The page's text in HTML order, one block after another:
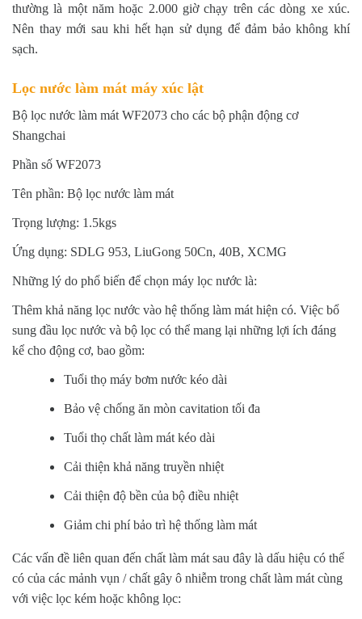
thường là một năm hoặc 2.000 giờ chạy trên các dòng xe xúc.
Nên thay mới sau khi hết hạn sử dụng để đảm bảo không khí
sạch.
Lọc nước làm mát máy xúc lật
Bộ lọc nước làm mát WF2073 cho các bộ phận động cơ
Shangchai
Phần số WF2073
Tên phần: Bộ lọc nước làm mát
Trọng lượng: 1.5kgs
Ứng dụng: SDLG 953, LiuGong 50Cn, 40B, XCMG
Những lý do phổ biến để chọn máy lọc nước là:
Thêm khả năng lọc nước vào hệ thống làm mát hiện có. Việc bổ
sung đầu lọc nước và bộ lọc có thể mang lại những lợi ích đáng
kể cho động cơ, bao gồm:
Tuổi thọ máy bơm nước kéo dài
Bảo vệ chống ăn mòn cavitation tối đa
Tuổi thọ chất làm mát kéo dài
Cải thiện khả năng truyền nhiệt
Cải thiện độ bền của bộ điều nhiệt
Giảm chi phí bảo trì hệ thống làm mát
Các vấn đề liên quan đến chất làm mát sau đây là dấu hiệu có thể
có của các mảnh vụn / chất gây ô nhiễm trong chất làm mát cùng
với việc lọc kém hoặc không lọc: